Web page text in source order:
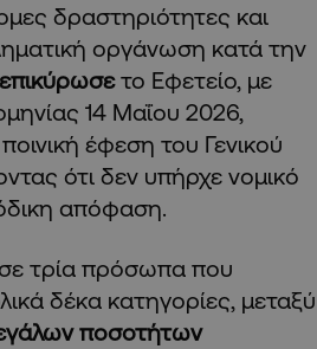
δραστηριότητες και
οργάνωση κατά την
επικύρωσετο Εφετείο, με
14 Μαΐου 2026,
έφεση του Γενικού
ότι δεν υπήρχε νομικό
απόφαση.
τρία πρόσωπα που
δέκα κατηγορίες, μεταξύ
ποσοτήτων